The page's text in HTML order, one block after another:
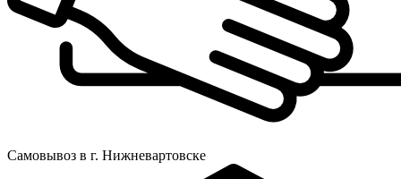
Самовывоз в г. Нижневартовске